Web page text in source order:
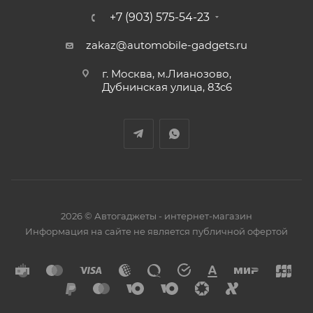
+7 (903) 575-54-23
zakaz@automobile-gadgets.ru
г. Москва, м.Лианозово,
Дубнинская улица, 83с6
2026 © Автогаджеты - интернет-магазин
Информация на сайте не является публичной офертой